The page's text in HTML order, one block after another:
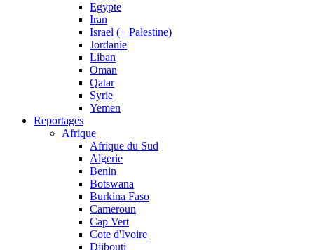
Egypte
Iran
Israel (+ Palestine)
Jordanie
Liban
Oman
Qatar
Syrie
Yemen
Reportages
Afrique
Afrique du Sud
Algerie
Benin
Botswana
Burkina Faso
Cameroun
Cap Vert
Cote d'Ivoire
Djibouti